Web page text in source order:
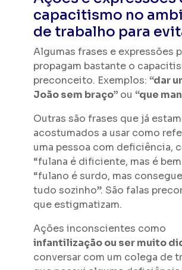
capacitismo no
de trabalho para
Algumas frases e expressões
propagam bastante o
preconceito. Exemplos: “dar
João sem braço” ou “que
Outras são frases que já
acostumados a usar como
uma pessoa com deficiência,
“fulana é dificiente, mas é bem
“fulano é surdo, mas
tudo sozinho”. São falas
que estigmatizam.
Ações inconscientes como
infantilização ou ser muito
conversar com um colega de